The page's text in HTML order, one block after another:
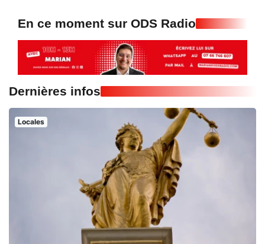
En ce moment sur ODS Radio
Dernières infos
Locales